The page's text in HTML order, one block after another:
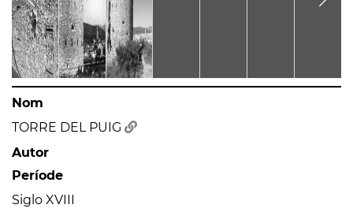
Nom
TORRE DEL PUIG
Autor
Període
Siglo XVIII